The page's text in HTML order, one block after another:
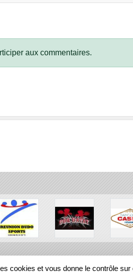
aux commentaires.
cookies et vous donne le contrôle